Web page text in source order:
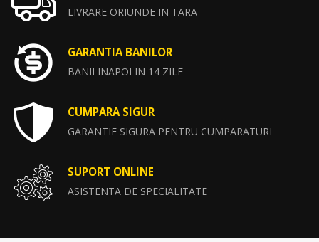
LIVRARE ORIUNDE IN TARA
GARANTIA BANILOR
BANII INAPOI IN 14 ZILE
CUMPARA SIGUR
GARANTIE SIGURA PENTRU CUMPARATURI
SUPORT ONLINE
ASISTENTA DE SPECIALITATE